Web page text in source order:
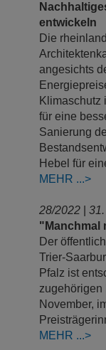
entwickeln
Die
angesichts
Klimaschutz
für eine
Sanierung
Hebel für
MEHR
28/2022
"Manchmal
Der
Trier-
Pfalz ist
zugehörigen
November,
MEHR